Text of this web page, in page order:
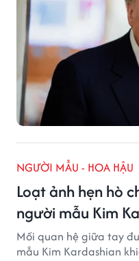
NGƯỜI MẪU - HOA HẬU
Loạt ảnh hẹn hò
người mẫu Kim
Mối quan hệ giữa tay
mẫu Kim Kardashian